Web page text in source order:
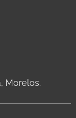
Morelos.